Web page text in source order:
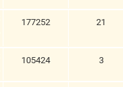
21
177252
3
105424